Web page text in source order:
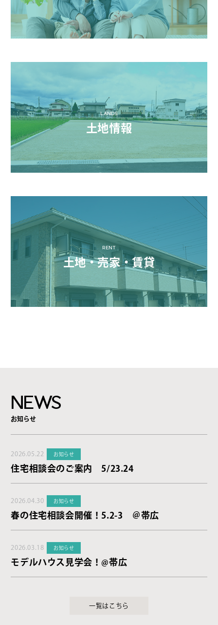
LANDS
土地情報
RENT
土地・売家・賃貸
NEWS
お知らせ
2026.05.22 お知らせ
住宅相談会のご案内 5/23.24
2026.04.30 お知らせ
春の住宅相談会開催！5.2-3 ＠帯広
2026.03.18 お知らせ
モデルハウス見学会！@帯広
一覧はこちら